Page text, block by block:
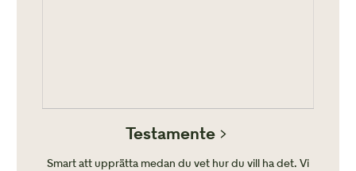
Testamente
Smart att upprätta medan du vet hur du vill ha det. Vi